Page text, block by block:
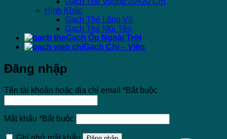
Hình Khác
Gạch Thẻ Lông Vũ
Gạch Thẻ Mũi Tên
Gạch Ốp Ngoài Trời
Gạch Chỉ – Viền
Đăng nhập
Tên tài khoản hoặc địa chỉ email *Bắt buộc
Mật khẩu *Bắt buộc